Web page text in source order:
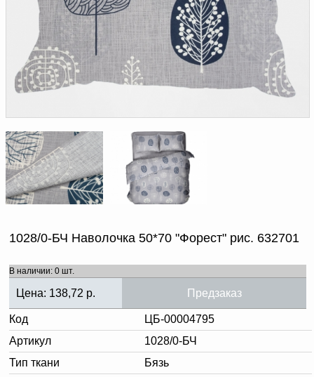
Вакансии
Как нас найти
Написать нам
Доверенность на
получение груза
Документы по работе с
Письмо руководителю
Вопросы и ответы
Новости | Статьи
1028/0-БЧ Наволочка 50*70 "Форест" рис. 632701
В наличии: 0 шт.
Цена: 138,72 р. Предзаказ
Код
ЦБ-00004795
Артикул
1028/0-БЧ
Тип ткани
Бязь